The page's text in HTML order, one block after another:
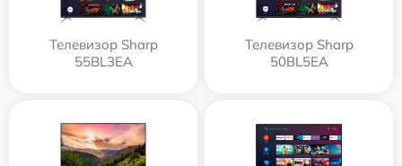
Телевизор Sharp
55BL3EA
Телевизор Sharp
50BL5EA